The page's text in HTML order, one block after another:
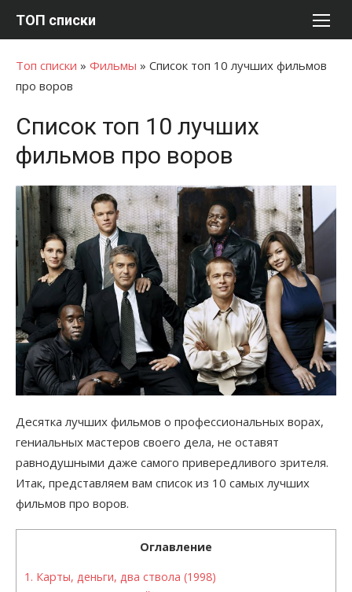
ТОП списки
Топ списки » Фильмы » Список топ 10 лучших фильмов
про воров
Список топ 10 лучших
фильмов про воров
Десятка лучших фильмов о профессиональных ворах,
гениальных мастеров своего дела, не оставят
равнодушными даже самого привередливого зрителя.
Итак, представляем вам список из 10 самых лучших
фильмов про воров.
Оглавление
1. Карты, деньги, два ствола (1998)